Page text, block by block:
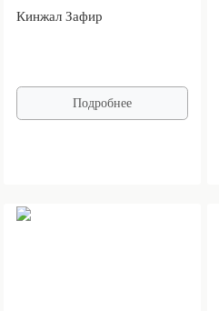
Кинжал Зафир
Подробнее